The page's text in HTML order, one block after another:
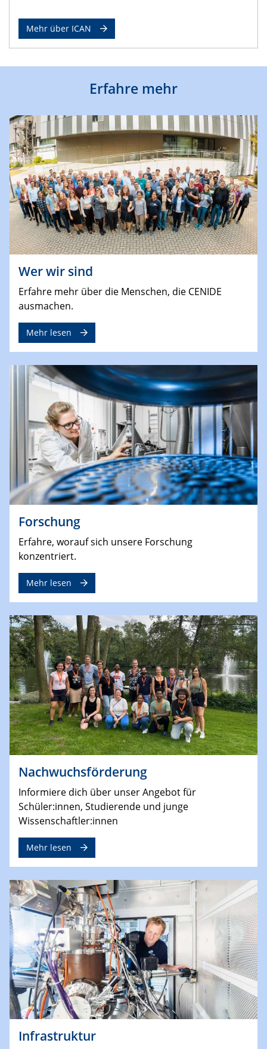
Mehr über ICAN
Erfahre mehr
Wer wir sind
Erfahre mehr über die Menschen, die CENIDE
ausmachen.
Mehr lesen
Forschung
Erfahre, worauf sich unsere Forschung
konzentriert.
Mehr lesen
Nachwuchsförderung
Informiere dich über unser Angebot für
Schüler:innen, Studierende und junge
Wissenschaftler:innen
Mehr lesen
Infrastruktur